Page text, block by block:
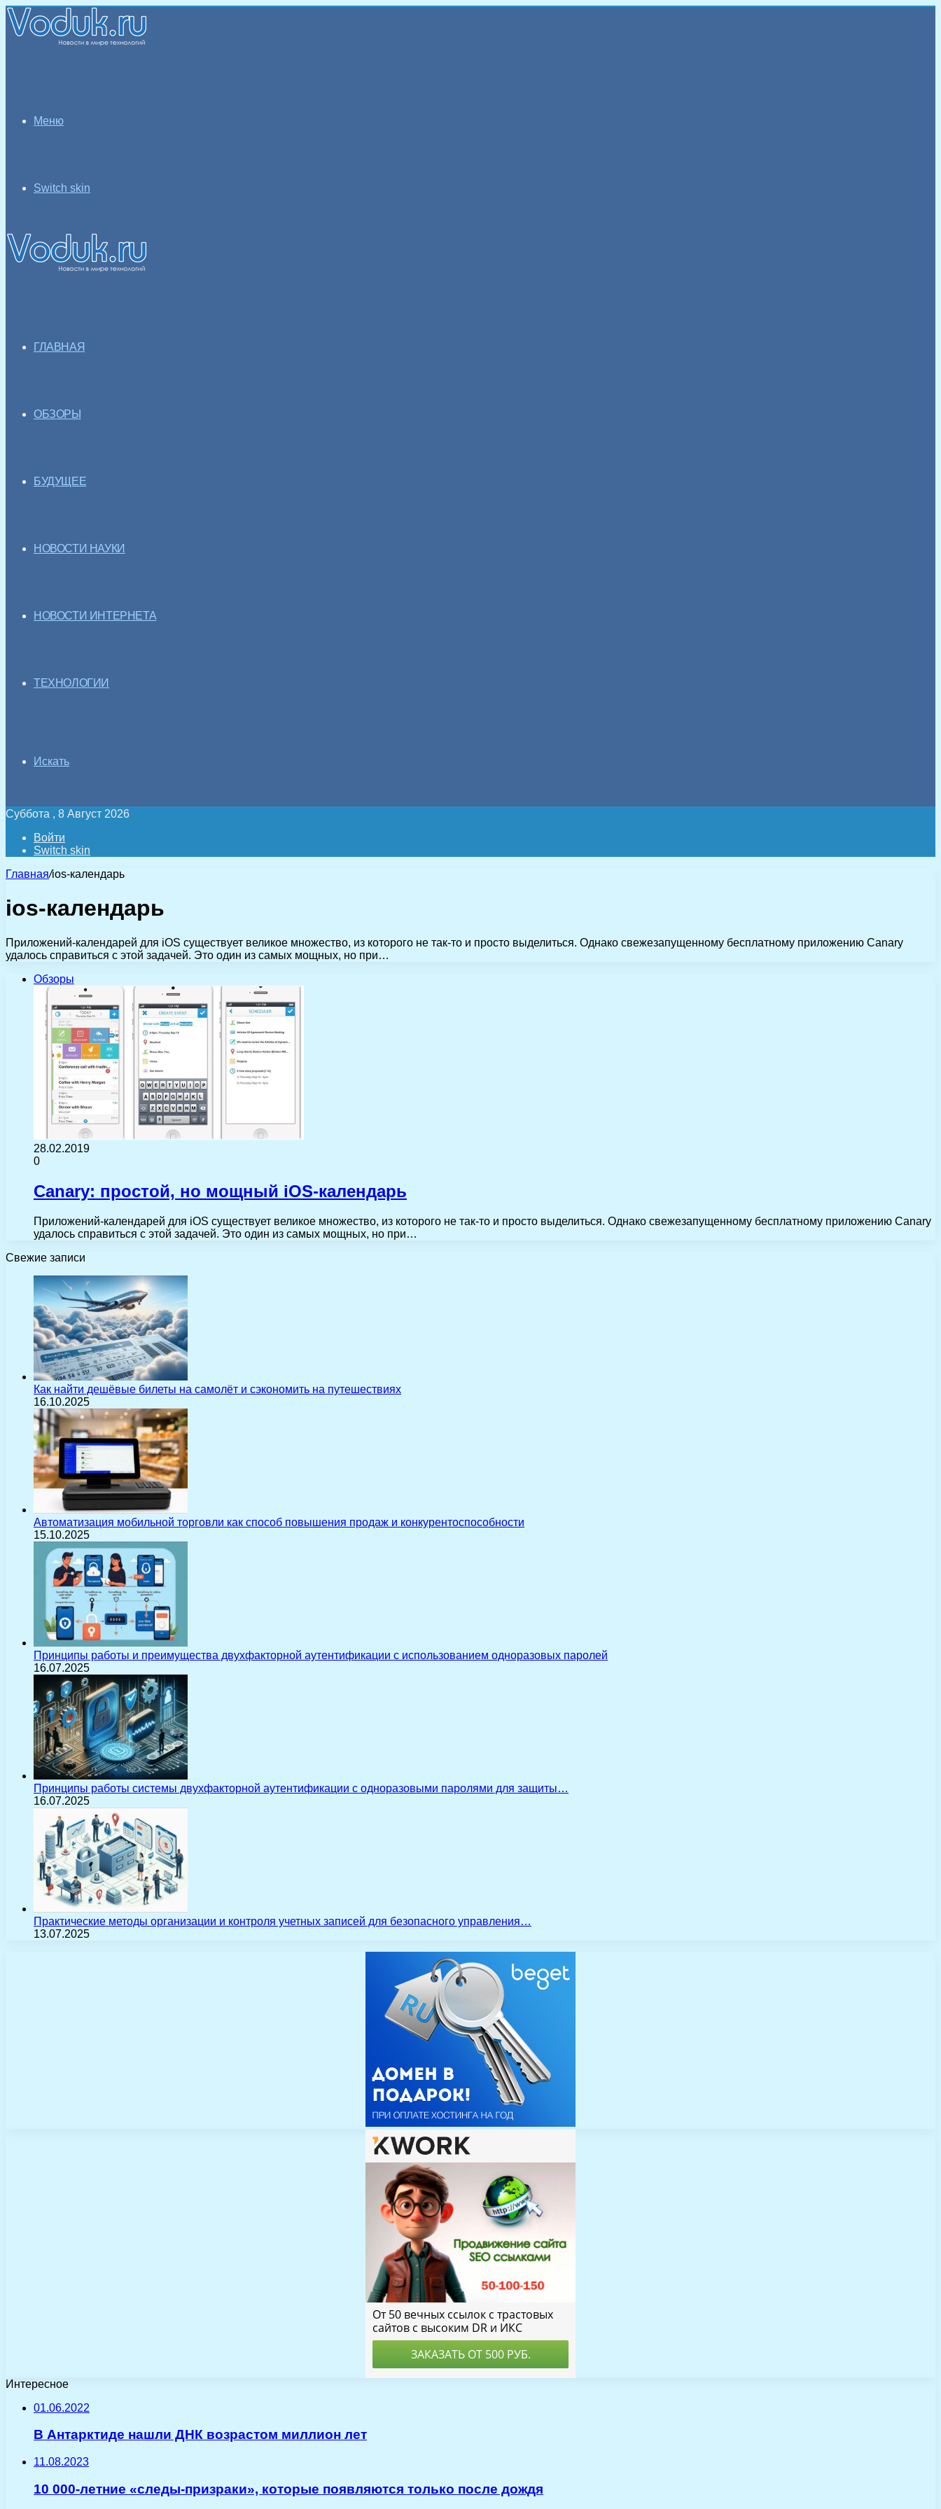
Меню
Switch skin
ГЛАВНАЯ
ОБЗОРЫ
БУДУЩЕЕ
НОВОСТИ НАУКИ
НОВОСТИ ИНТЕРНЕТА
ТЕХНОЛОГИИ
Искать
Суббота , 8 Август 2026
Войти
Switch skin
Главная/ios-календарь
ios-календарь
Приложений-календарей для iOS существует великое множество, из которого не так-то и просто выделиться. Однако свежезапущенному бесплатному приложению Canary
удалось справиться с этой задачей. Это один из самых мощных, но при…
Обзоры
28.02.2019
0
Canary: простой, но мощный iOS-календарь
Приложений-календарей для iOS существует великое множество, из которого не так-то и просто выделиться. Однако свежезапущенному бесплатному приложению Canary
удалось справиться с этой задачей. Это один из самых мощных, но при…
Свежие записи
Как найти дешёвые билеты на самолёт и сэкономить на путешествиях
16.10.2025
Автоматизация мобильной торговли как способ повышения продаж и конкурентоспособности
15.10.2025
Принципы работы и преимущества двухфакторной аутентификации с использованием одноразовых паролей
16.07.2025
Принципы работы системы двухфакторной аутентификации с одноразовыми паролями для защиты…
16.07.2025
Практические методы организации и контроля учетных записей для безопасного управления…
13.07.2025
Интересное
01.06.2022
В Антарктиде нашли ДНК возрастом миллион лет
11.08.2023
10 000-летние «следы-призраки», которые появляются только после дождя